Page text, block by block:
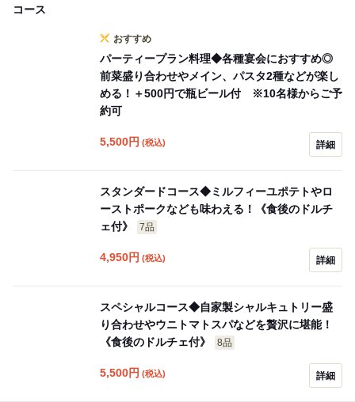
コース
おすすめ
パーティープラン料理◆各種宴会におすすめ◎
前菜盛り合わせやメイン、パスタ2種などが楽し
める！＋500円で瓶ビール付 ※10名様からご予
約可
5,500円 (税込) 詳細
スタンダードコース◆ミルフィーユポテトやロ
ーストポークなども味わえる！《食後のドルチ
ェ付》
7品
4,950円 (税込) 詳細
スペシャルコース◆自家製シャルキュトリー盛
り合わせやウニトマトスパなどを贅沢に堪能！
《食後のドルチェ付》
8品
5,500円 (税込) 詳細